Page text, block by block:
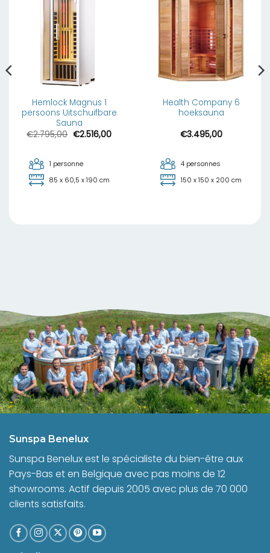
Hemlock Magnus 1
persoons Uitschuifbare
Sauna
€2.795,00 Le
€2.795,00.
€2.516,00Le
1 personne
85 x 60,5 x 190 cm
Health Company 6
hoeksauna
€3.495,00
4 personnes
150 x 150 x 200 cm
Sunspa Benelux
Sunspa Benelux est le spécialiste du bien-être aux
Pays-Bas et en Belgique avec pas moins de 12
showrooms. Actif depuis 2005 avec plus de 70 000
clients satisfaits.